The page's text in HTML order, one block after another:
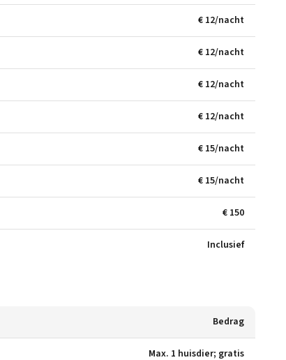
€ 12/nacht
€ 12/nacht
€ 12/nacht
€ 12/nacht
€ 15/nacht
€ 15/nacht
€ 150
Inclusief
Bedrag
Max. 1 huisdier; gratis